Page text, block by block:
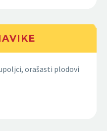
orašasti plodovi